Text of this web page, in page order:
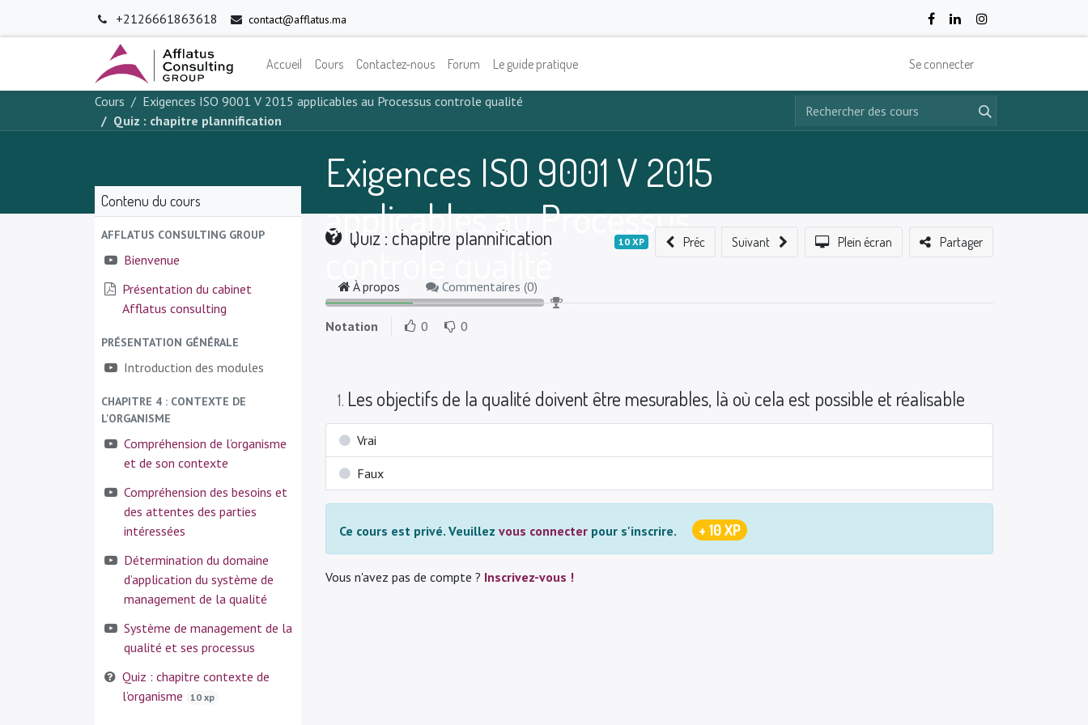
+2126661863618 contact@afflatus.ma
Accueil Cours Contactez-nous Forum Le guide pratique Se connecter
Cours
Exigences ISO 9001 V 2015 applicables au Processus controle qualité
Quiz : chapitre plannification
Exigences ISO 9001 V 2015
applicables au Processus
controle qualité
0%
Contenu du cours
AFFLATUS CONSULTING GROUP
Bienvenue
Présentation du cabinet
Afflatus consulting
PRÉSENTATION GÉNÉRALE
Introduction des modules
CHAPITRE 4 : CONTEXTE DE
L'ORGANISME
Compréhension de l’organisme
et de son contexte
Compréhension des besoins et
des attentes des parties
intéressées
Détermination du domaine
d’application du système de
management de la qualité
Système de management de la
qualité et ses processus
Quiz : chapitre contexte de
l’organisme
10 xp
Quiz : chapitre plannification 10 XP Préc Suivant Plein écran Partager
À propos Commentaires (0)
Notation 0 0
1. Les objectifs de la qualité doivent être mesurables, là où cela est possible et réalisable
Vrai
Faux
Ce cours est privé. Veuillez vous connecter pour s'inscrire. + 10 XP
Vous n'avez pas de compte ? Inscrivez-vous !